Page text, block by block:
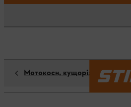
Мотокоси, кущорізи, тримери